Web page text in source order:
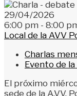
29/04/2026
6:00 pm - 8:00
Local de la AVV
Charlas
Evento de
El próximo
sede de la A.VV.